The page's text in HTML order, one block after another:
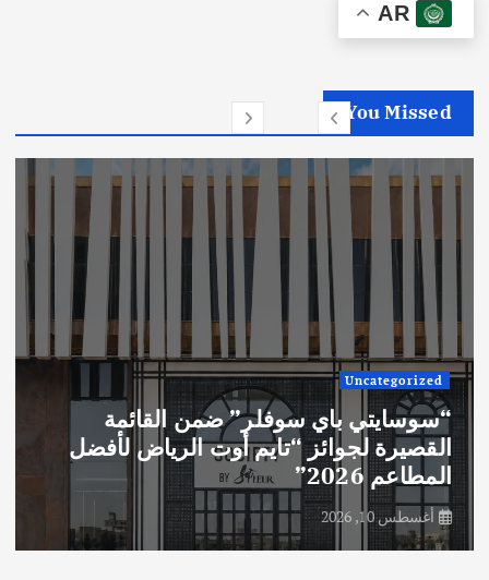
AR
You Missed
Uncategorized
“سوسايتي باي سوفلر” ضمن القائمة
القصيرة لجوائز “تايم أوت الرياض لأفضل
المطاعم 2026”
أغسطس 10, 2026